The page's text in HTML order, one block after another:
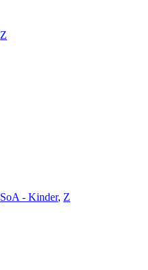
Z
SoA - Kinder, Z